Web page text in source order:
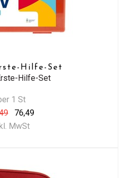
Hilfe-Set
Hilfe-Set
1 St
76,49
MwSt